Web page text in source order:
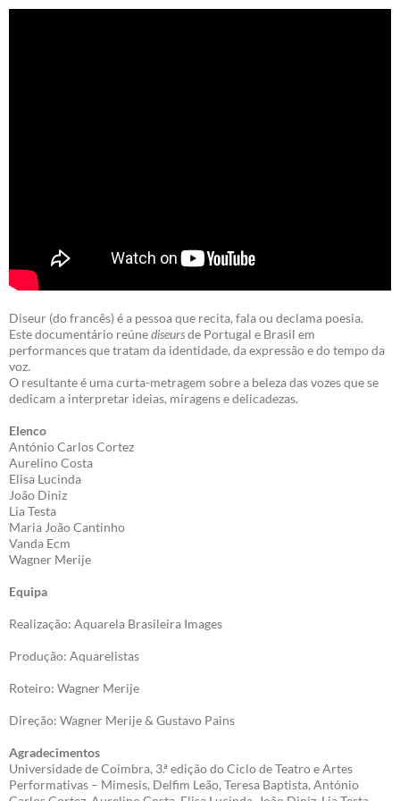
Diseur (do francês) é a pessoa que recita, fala ou declama poesia.
Este documentário reúnediseursde Portugal e Brasil em
performances que tratam da identidade, da expressão e do tempo da
voz.
O resultante é uma curta-metragem sobre a beleza das vozes que se
dedicam a interpretar ideias, miragens e delicadezas.
Elenco
António Carlos Cortez
Aurelino Costa
Elisa Lucinda
João Diniz
Lia Testa
Maria João Cantinho
Vanda Ecm
Wagner Merije
Equipa
Realização: Aquarela Brasileira Images
Produção: Aquarelistas
Roteiro: Wagner Merije
Direção: Wagner Merije & Gustavo Pains
Agradecimentos
Universidade de Coimbra, 3.ª edição do Ciclo de Teatro e Artes
Performativas – Mimesis, Delfim Leão, Teresa Baptista, António